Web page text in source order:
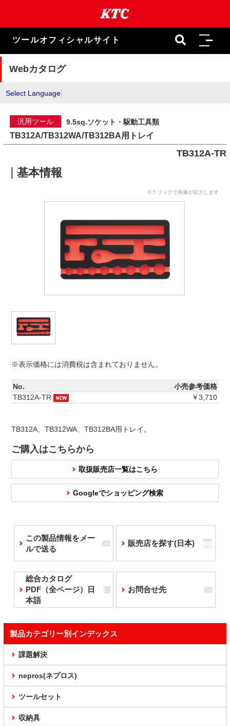
ま
キ
ツールオフィシャルサイト
Webカタログ
Select Language
汎用ツール 9.5sq.ソケット・駆動工具類
TB312A/TB312WA/TB312BA用トレイ
TB312A-TR
基本情報
※クリックで画像が拡大します
※表示価格には消費税は含まれておりません。
No.
小売参考価格
TB312A-TR
￥3,710
TB312A、TB312WA、TB312BA用トレイ。
ご購入はこちらから
取扱販売店一覧はこちら
Googleでショッピング検索
この製品情報をメー
ルで送る
販売店を探す(日本)
総合カタログ
PDF（全ページ）日
本語
お問合せ先
製品カテゴリー別インデックス
課題解決
nepros(ネプロス)
ツールセット
収納具